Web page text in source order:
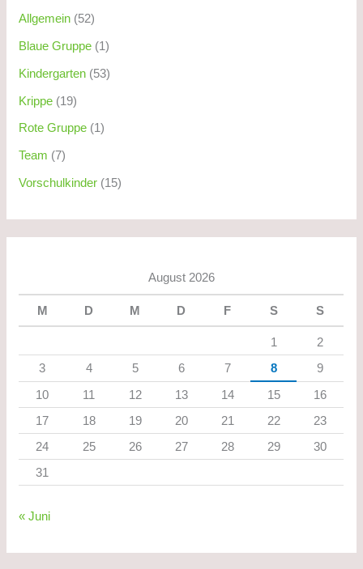
Allgemein (52)
Blaue Gruppe (1)
Kindergarten (53)
Krippe (19)
Rote Gruppe (1)
Team (7)
Vorschulkinder (15)
August 2026
M D M D F S S
1
2
3
4 5 6 7 8
9
10
11 12 13 14 15
16
17
18 19 20 21 22
23
24
25 26 27 28 29
30
31
« Juni